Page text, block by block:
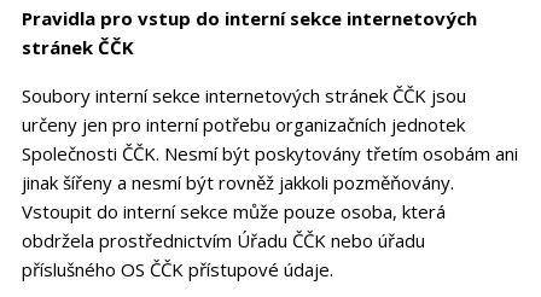
Pravidla pro vstup do interní sekce internetových
stránek ČČK
Soubory interní sekce internetových stránek ČČK jsou
určeny jen pro interní potřebu organizačních jednotek
Společnosti ČČK. Nesmí být poskytovány třetím osobám ani
jinak šířeny a nesmí být rovněž jakkoli pozměňovány.
Vstoupit do interní sekce může pouze osoba, která
obdržela prostřednictvím Úřadu ČČK nebo úřadu
příslušného OS ČČK přístupové údaje.